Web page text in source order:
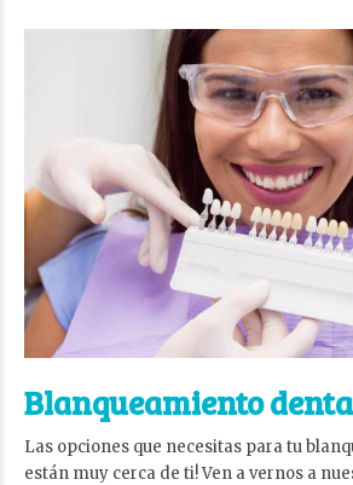
Blanqueamiento
Las opciones que necesitas para tu
están muy cerca de ti! Ven a vernos a